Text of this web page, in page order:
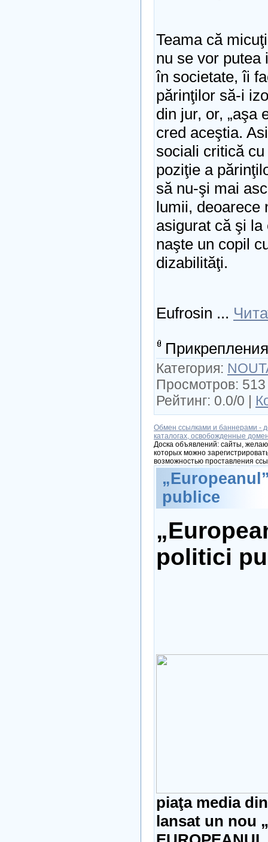
Teama că
nu se vor putea
în societate, îi
părinţilor să-i
din jur, or, „aşa
cred aceştia.
sociali critică
poziţie a
să nu-şi mai
lumii, deoarece
asigurat că şi
naşte un copil
dizabilităţi.
Eufrosin ...
Категория:
Просмотров:
Рейтинг: 0.0/0 |
Обмен ссылками и баннерами -
каталогах, освобожденные
Доска объявлений: сайты,
которых можно
возможностью проставления
publice
politici
piaţa media
lansat un nou